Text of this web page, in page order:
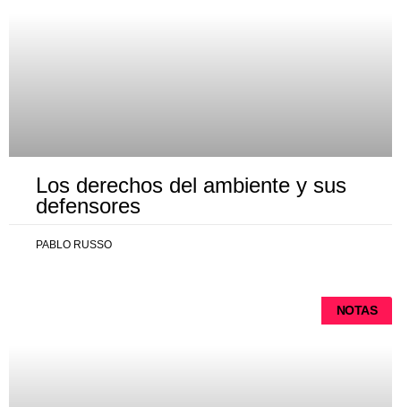
Los derechos del ambiente y sus
defensores
PABLO RUSSO
NOTAS